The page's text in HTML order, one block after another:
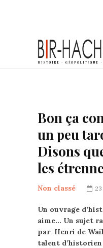
Bon ça
un peu
Disons
les
Non classé
Un ouvrage
aime… Un sujet
par Henri de
talent d’historien